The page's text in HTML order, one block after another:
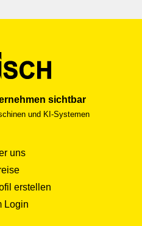
sichtbar
und KI-Systemen
uns
erstellen
Login